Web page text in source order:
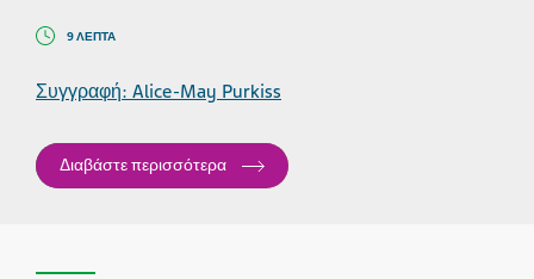
9 ΛΕΠΤΆ
Συγγραφή: Alice-May Purkiss
Διαβάστε περισσότερα